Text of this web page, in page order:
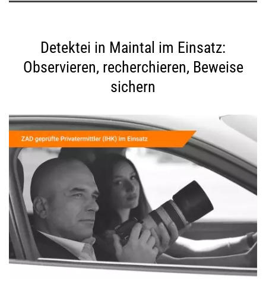
Detektei in Maintal im Einsatz:
Observieren, recherchieren, Beweise
sichern